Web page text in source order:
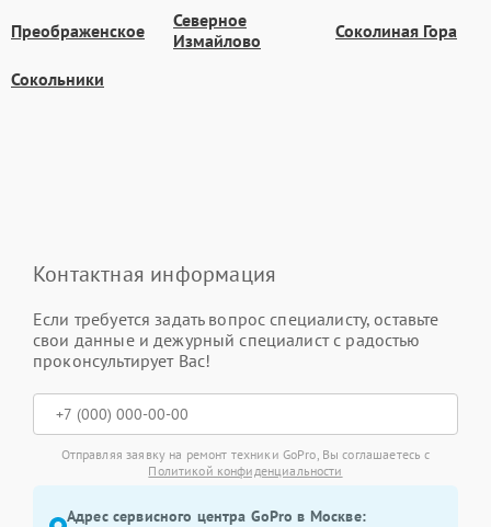
Преображенское
Северное
Измайлово
Соколиная Гора
Сокольники
Контактная информация
Если требуется задать вопрос специалисту, оставьте
свои данные и дежурный специалист с радостью
проконсультирует Вас!
Отправляя заявку на ремонт техники GoPro, Вы соглашаетесь с
Политикой конфиденциальности
Адрес сервисного центра GoPro в Москве: